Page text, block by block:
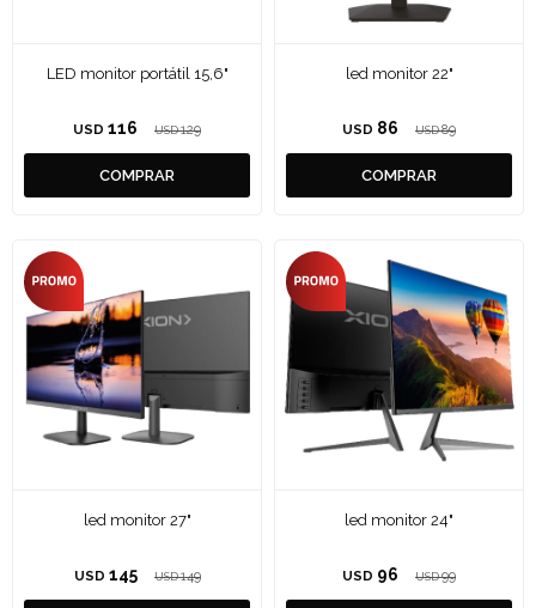
LED monitor portátil 15,6"
USD 116 USD 129
led monitor 22"
USD 86 USD 89
led monitor 27"
USD 145 USD 149
led monitor 24"
USD 96 USD 99